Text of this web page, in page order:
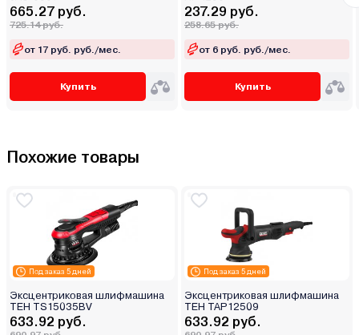
665.27 руб.
725.14 руб.
от 17 руб. руб./мес.
Купить
237.29 руб.
258.65 руб.
от 6 руб. руб./мес.
Купить
Похожие товары
Под заказ 5 дней
Эксцентриковая шлифмашина
TEH TS15035BV
633.92 руб.
Под заказ 5 дней
Эксцентриковая шлифмашина
TEH TAP12509
633.92 руб.